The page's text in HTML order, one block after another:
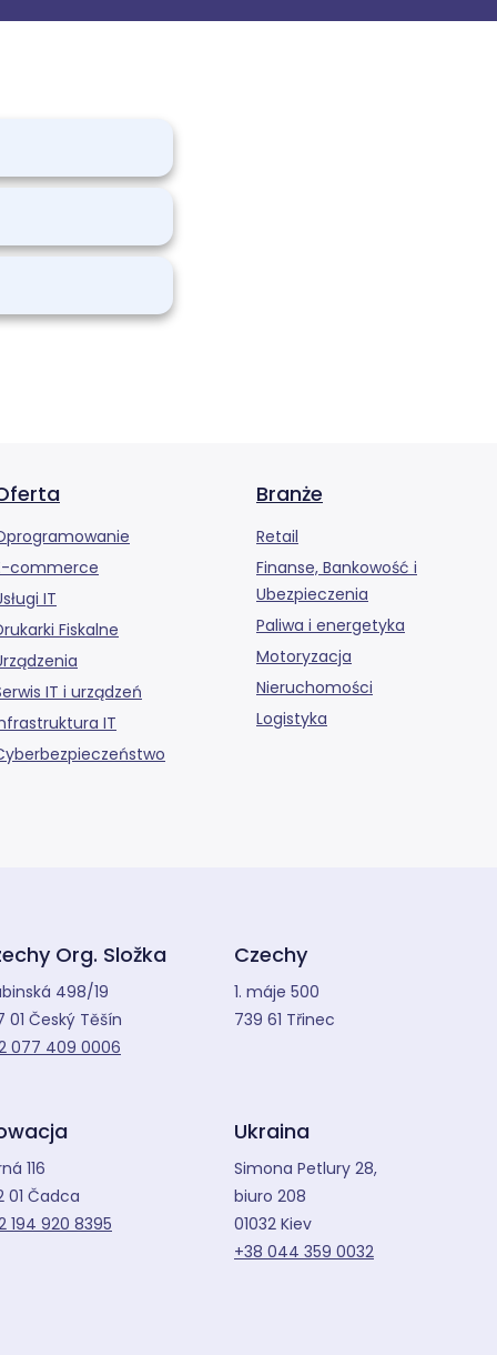
commerce
IT
Fiskalne
IT i urządzeń
IT
Branże
Retail
Finanse, Bankowość i
Ubezpieczenia
Paliwa i energetyka
Motoryzacja
Nieruchomości
Logistyka
Org. Složka
498/19
01 Český Těšín
077 409 0006
Czechy
1. máje 500
739 61 Třinec
116
01 Čadca
194 920 8395
Ukraina
Simona Petlury 28,
biuro 208
01032 Kiev
+38 044 359 0032